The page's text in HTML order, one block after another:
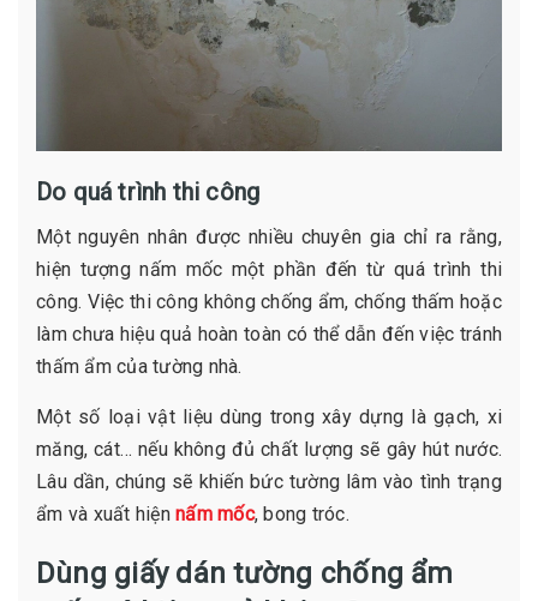
Do quá trình thi công
Một nguyên nhân được nhiều chuyên gia chỉ ra rằng,
hiện tượng nấm mốc một phần đến từ quá trình thi
công. Việc thi công không chống ẩm, chống thấm hoặc
làm chưa hiệu quả hoàn toàn có thể dẫn đến việc tránh
thấm ẩm của tường nhà.
Một số loại vật liệu dùng trong xây dựng là gạch, xi
măng, cát… nếu không đủ chất lượng sẽ gây hút nước.
Lâu dần, chúng sẽ khiến bức tường lâm vào tình trạng
ẩm và xuất hiện nấm mốc, bong tróc.
Dùng giấy dán tường chống ẩm